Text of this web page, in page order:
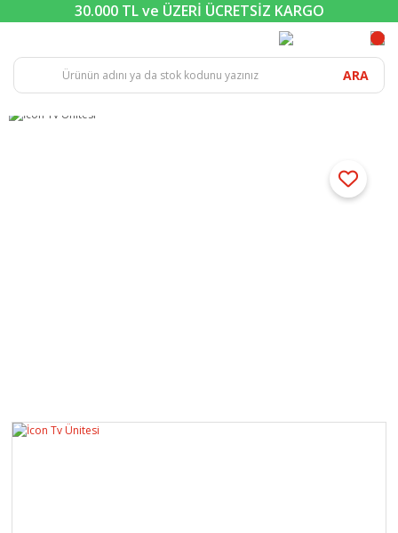
30.000 TL ve ÜZERİ ÜCRETSİZ KARGO
ARA